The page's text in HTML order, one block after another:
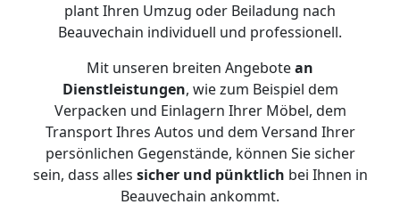
plant Ihren Umzug oder Beiladung nach
Beauvechain individuell und professionell.
Mit unseren breiten Angebotean
Dienstleistungen, wie zum Beispiel dem
Verpacken und Einlagern Ihrer Möbel, dem
Transport Ihres Autos und dem Versand Ihrer
persönlichen Gegenstände, können Sie sicher
sein, dass alles sicher und pünktlich bei Ihnen in
Beauvechain ankommt.